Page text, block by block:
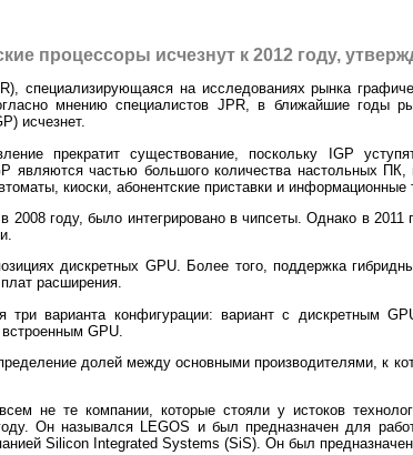
процессоры исчезнут к 2012 году,
специализирующаяся на исследованиях рынка
мнению специалистов JPR, в ближайшие годы
исчезнет.
прекратит существование, поскольку IGP
частью большого количества настольных ПК,
киоски, абонентские приставки и информационные
году, было интегрировано в чипсеты. Однако в 2011
дискретных GPU. Более того, поддержка
расширения.
варианта конфигурации: вариант с дискретным
GPU.
долей между основными производителями, к
не те компании, которые стояли у истоков
Он назывался LEGOS и был предназначен для
Silicon Integrated Systems (SiS). Он был